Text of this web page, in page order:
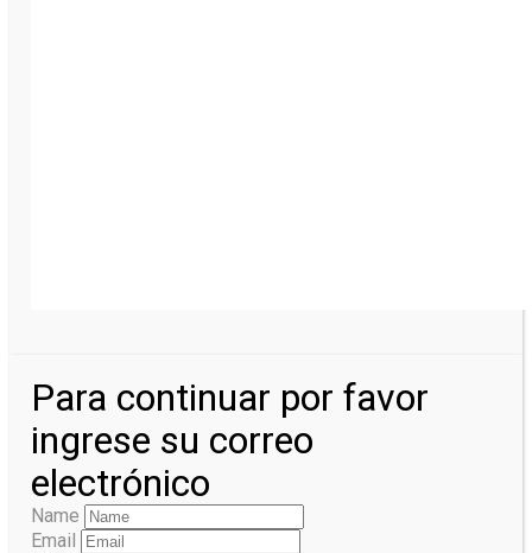
Para continuar por favor
ingrese su correo
electrónico
Name
Email